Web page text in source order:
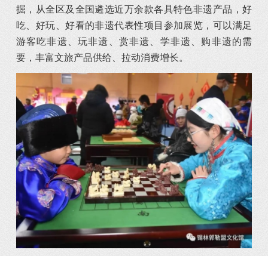
掘，从全区及全国遴选近万余款各具特色非遗产品，好
吃、好玩、好看的非遗代表性项目参加展览，可以满足
游客吃非遗、玩非遗、赏非遗、学非遗、购非遗的需
要，丰富文旅产品供给、拉动消费增长。